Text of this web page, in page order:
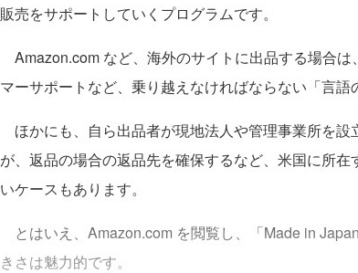
販売をサポートしていくプログラムです。
Amazon.com など、海外のサイトに出品する場合
マーサポートなど、乗り越えなければならない「言語
ほかにも、自ら出品者が現地法人や管理事業所を設
が、返品の場合の返品先を確保するなど、米国に所
いケースもあります。
とはいえ、Amazon.com を閲覧し、「Made in
きさは魅力的です。